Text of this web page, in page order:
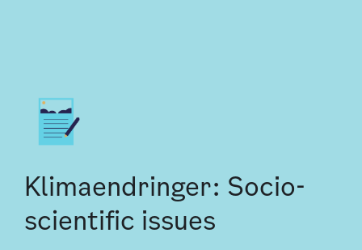
Klimaendringer: Socio-
scientific issues